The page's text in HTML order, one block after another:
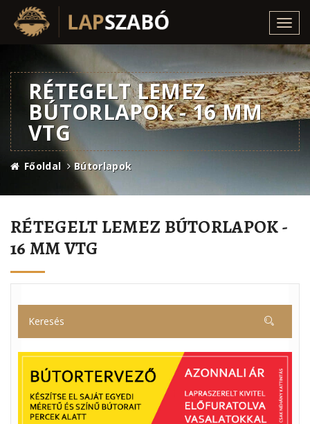
RÉTEGELT LEMEZ
BÚTORLAPOK - 16 MM
VTG
Főoldal Bútorlapok
RÉTEGELT LEMEZ BÚTORLAPOK -
16 MM VTG